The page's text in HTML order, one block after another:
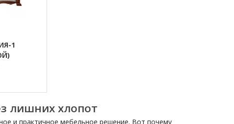
1
лишних хлопот
и практичное мебельное решение. Вот почему